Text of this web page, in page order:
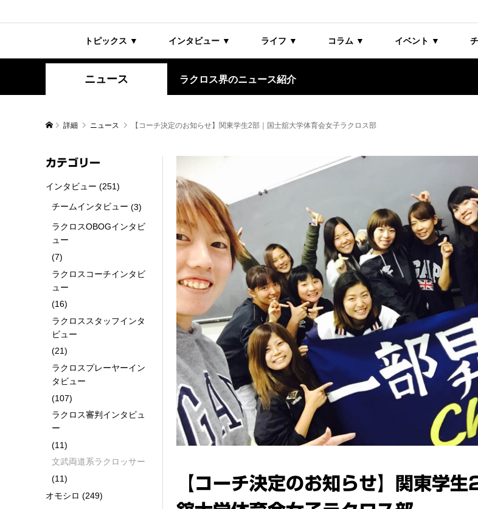
トピックス ▼ インタビュー ▼ ライフ ▼ コラム ▼ イベント ▼
ニュース ラクロス界のニュース紹介
詳細 ニュース 【コーチ決定のお知らせ】関東学生2部｜国士舘大学体育会女子ラクロス部
【コーチ決定のお知らせ】関東学
カテゴリー
インタビュー (251)
チームインタビュー (3)
ラクロスOBOGインタビ
ュー
(7)
ラクロスコーチインタビ
ュー
(16)
ラクロススタッフインタ
ビュー
(21)
ラクロスプレーヤーイン
タビュー
(107)
ラクロス審判インタビュ
ー
(11)
文武両道系ラクロッサー
(11)
オモシロ (249)